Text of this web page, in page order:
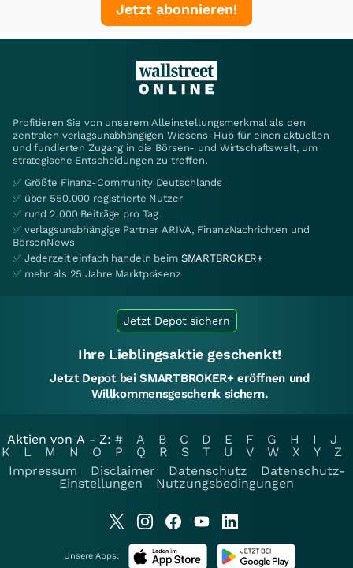
Jetzt abonnieren!
Profitieren Sie von unserem Alleinstellungsmerkmal als den
zentralen verlagsunabhängigen Wissens-Hub für einen aktuellen
und fundierten Zugang in die Börsen- und Wirtschaftswelt, um
strategische Entscheidungen zu treffen.
✅ Größte Finanz-Community Deutschlands
✅ über 550.000 registrierte Nutzer
✅ rund 2.000 Beiträge pro Tag
✅ verlagsunabhängige Partner ARIVA, FinanzNachrichten und
BörsenNews
✅ Jederzeit einfach handeln beim SMARTBROKER+
✅ mehr als 25 Jahre Marktpräsenz
Jetzt Depot sichern
Ihre Lieblingsaktie geschenkt!
Jetzt Depot bei SMARTBROKER+ eröffnen und
Willkommensgeschenk sichern.
Aktien von A - Z: # A B C D E F G H I
J
K
L M N O P Q R S T U V W X Y
Z
Impressum
Disclaimer Datenschutz
Datenschutz-
Einstellungen
Nutzungsbedingungen
Unsere Apps: